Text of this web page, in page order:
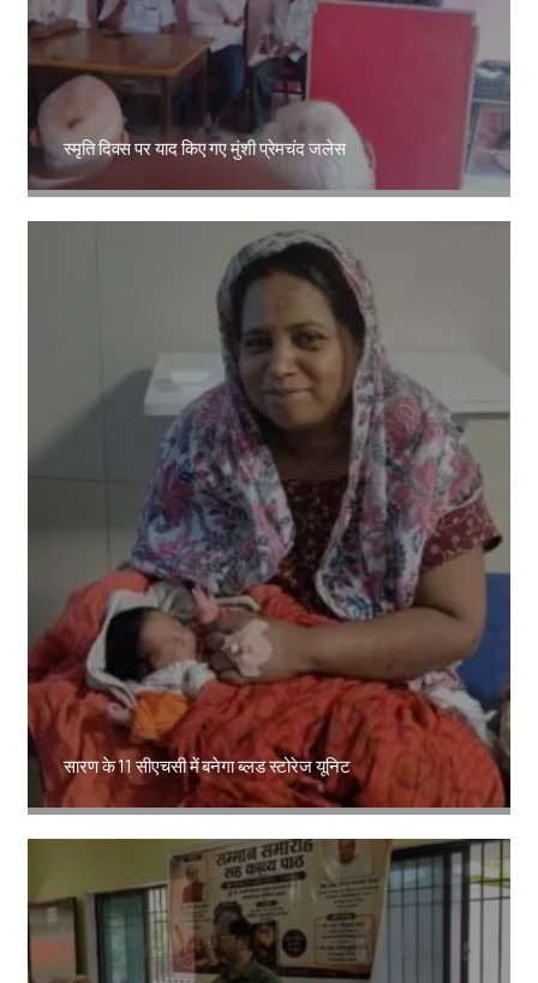
स्मृति दिवस पर याद किए गए मुंशी प्रेमचंद जलेस
सारण के 11 सीएचसी में बनेगा ब्लड स्टोरेज यूनिट
Amit Lekh